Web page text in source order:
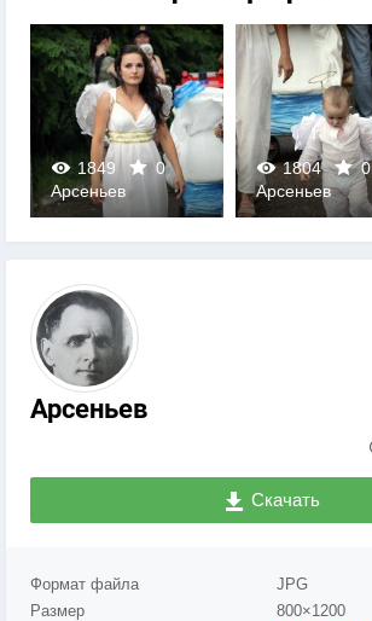
1849
0
0
Арсеньев
1804
0
0
Арсеньев
Арсеньев
Скачать
Формат файла
JPG
Размер
800×1200